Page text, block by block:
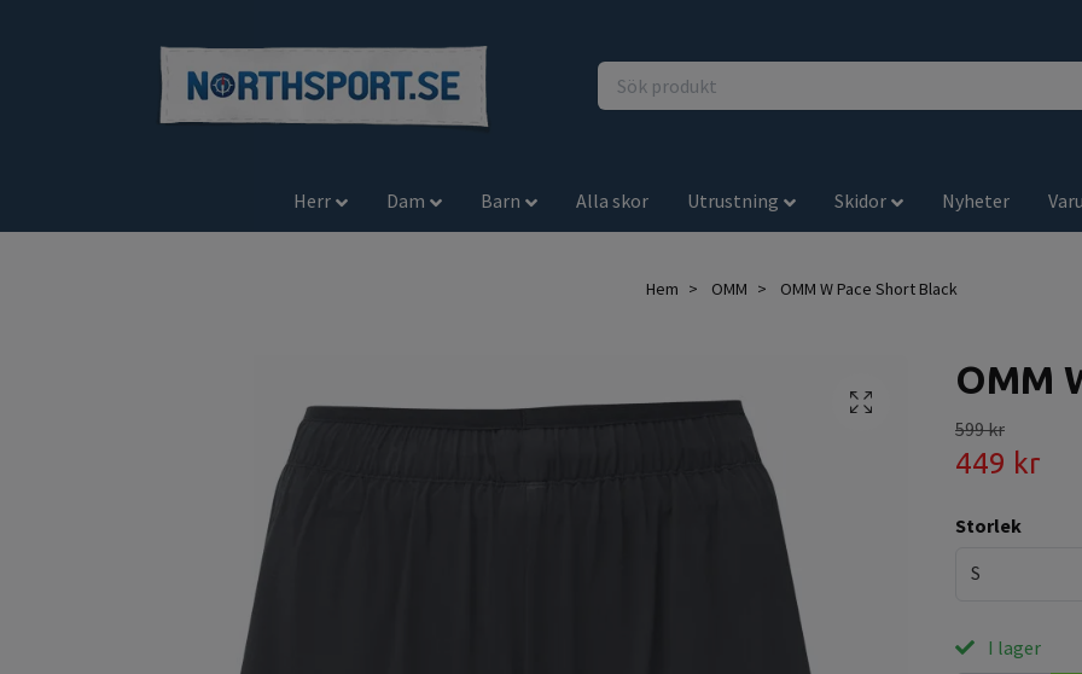
Herr Dam Barn Alla skor Utrustning Skidor Nyheter
Hem OMM OMM W Pace Short Black
OMM
599 kr
449 kr
Storlek
S
I lager